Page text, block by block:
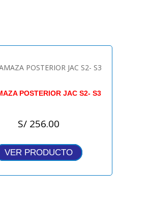
POSTERIOR JAC S2- S3
S/ 256.00
VER PRODUCTO